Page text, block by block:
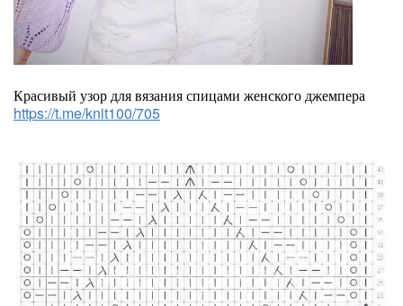
Красивый узор для вязания спицами женского джемпера
https://t.me/knit100/705